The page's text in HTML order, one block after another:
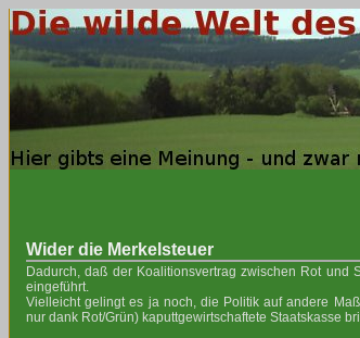
Wider die Merkelsteuer
Dadurch, daß der Koalitionsvertrag zwischen Rot
eingeführt.
Vielleicht gelingt es ja noch, die Politik auf andere
nur dank Rot/Grün) kaputtgewirtschaftete Staatskasse